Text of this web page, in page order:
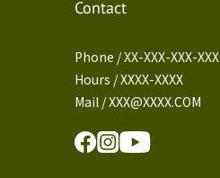
Contact
Phone / XX-XXX-XXX-XXX
Hours / XXXX-XXXX
Mail / XXX@XXXX.COM